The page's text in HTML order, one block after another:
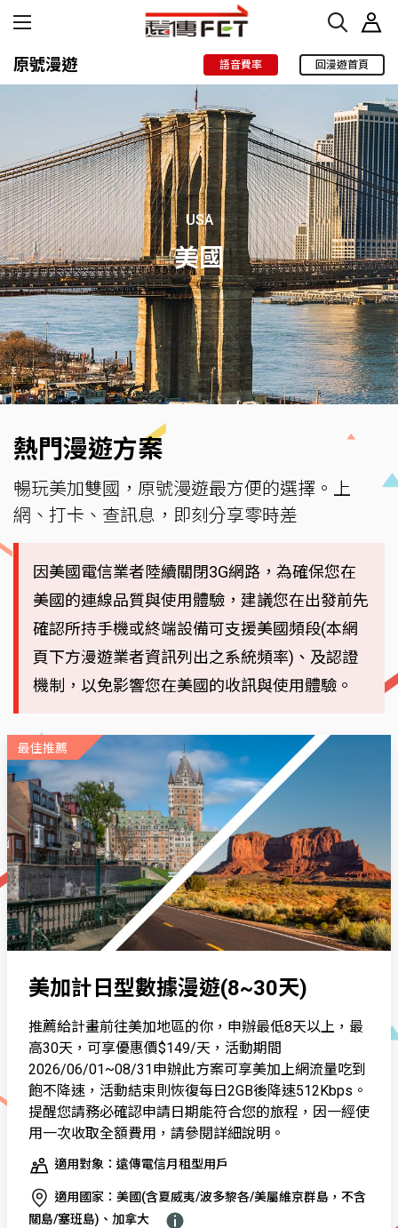
原號漫遊 語音費率 回漫遊首頁
USA
美國
熱門漫遊方案
暢玩美加雙國，原號漫遊最方便的選擇。上
網、打卡、查訊息，即刻分享零時差
因美國電信業者陸續關閉3G網路，為確保您在
美國的連線品質與使用體驗，建議您在出發前先
確認所持手機或終端設備可支援美國頻段(本網
頁下方漫遊業者資訊列出之系統頻率)、及認證
機制，以免影響您在美國的收訊與使用體驗。
最佳推薦
美加計日型數據漫遊(8~30天)
推薦給計畫前往美加地區的你，申辦最低8天以上，最
高30天，可享優惠價$149/天，活動期間
2026/06/01~08/31申辦此方案可享美加上網流量吃到
飽不降速，活動結束則恢復每日2GB後降速512Kbps。
提醒您請務必確認申請日期能符合您的旅程，因一經使
用一次收取全額費用，請參閱詳細說明。
適用對象：遠傳電信月租型用戶
適用國家：美國(含夏威夷/波多黎各/美屬維京群島，不含
關島/塞班島)、加拿大